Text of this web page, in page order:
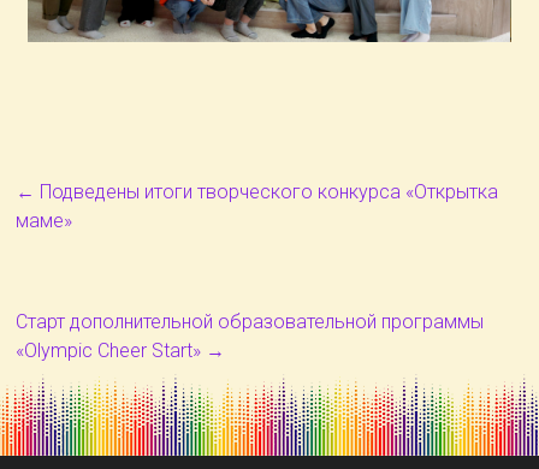
← Подведены итоги творческого конкурса «Открытка
маме»
Старт дополнительной образовательной программы
«Olympic Cheer Start» →